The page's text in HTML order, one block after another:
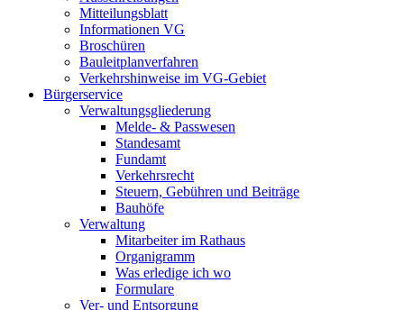
Mitteilungsblatt
Informationen VG
Broschüren
Bauleitplanverfahren
Verkehrshinweise im VG-Gebiet
Bürgerservice
Verwaltungsgliederung
Melde- & Passwesen
Standesamt
Fundamt
Verkehrsrecht
Steuern, Gebühren und Beiträge
Bauhöfe
Verwaltung
Mitarbeiter im Rathaus
Organigramm
Was erledige ich wo
Formulare
Ver- und Entsorgung